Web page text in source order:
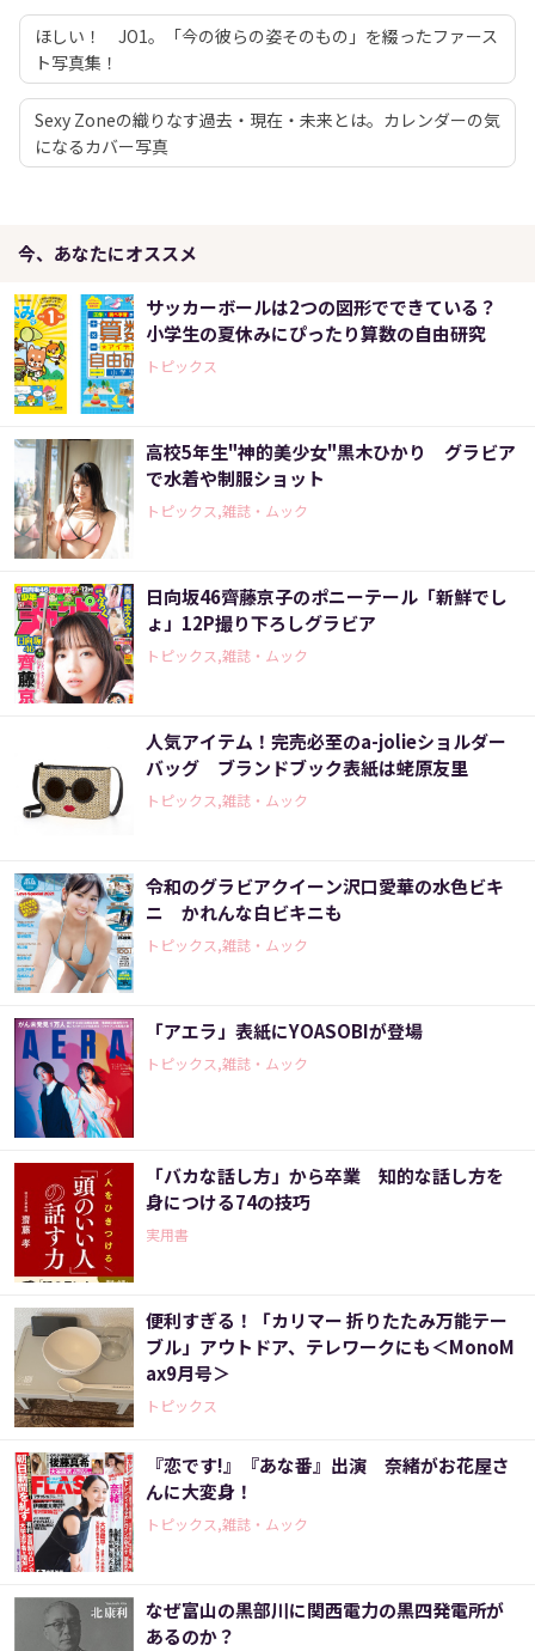
ほしい！ JO1。「今の彼らの姿そのもの」を綴ったファース
ト写真集！
Sexy Zoneの織りなす過去・現在・未来とは。カレンダーの気
になるカバー写真
今、あなたにオススメ
サッカーボールは2つの図形でできている？
小学生の夏休みにぴったり算数の自由研究
トピックス
高校5年生"神的美少女"黒木ひかり グラビア
で水着や制服ショット
トピックス,雑誌・ムック
日向坂46齊藤京子のポニーテール「新鮮でし
ょ」12P撮り下ろしグラビア
トピックス,雑誌・ムック
人気アイテム！完売必至のa-jolieショルダー
バッグ ブランドブック表紙は蛯原友里
トピックス,雑誌・ムック
令和のグラビアクイーン沢口愛華の水色ビキ
ニ かれんな白ビキニも
トピックス,雑誌・ムック
「アエラ」表紙にYOASOBIが登場
トピックス,雑誌・ムック
「バカな話し方」から卒業 知的な話し方を
身につける74の技巧
実用書
便利すぎる！「カリマー 折りたたみ万能テー
ブル」アウトドア、テレワークにも＜MonoM
ax9月号＞
トピックス
『恋です!』『あな番』出演 奈緒がお花屋さ
んに大変身！
トピックス,雑誌・ムック
なぜ富山の黒部川に関西電力の黒四発電所が
あるのか？